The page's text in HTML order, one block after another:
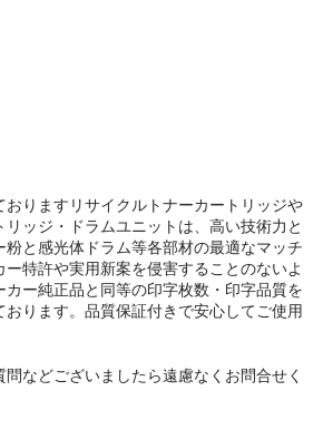
おりますリサイクルトナーカートリッジや
リッジ・ドラムユニットは、高い技術力と
と感光体ドラム等各部材の最適なマッチ
ー特許や実用新案を侵害することのないよ
カー純正品と同等の印字枚数・印字品質を
ります。品質保証付きで安心してご使用
などございましたら遠慮なくお問合せく